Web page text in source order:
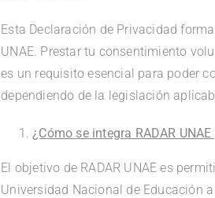
Esta Declaración de Privacidad
UNAE. Prestar tu consentimiento
es un requisito esencial para poder
dependiendo de la legislación
¿Cómo se integra RADAR
El objetivo de RADAR UNAE es
Universidad Nacional de Educación